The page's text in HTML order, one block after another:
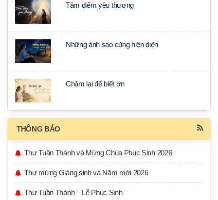
Tâm điểm yêu thương
Những ánh sao cùng hiện diện
Chậm lại để biết ơn
THÔNG BÁO
Thư Tuần Thánh và Mừng Chúa Phục Sinh 2026
Thư mừng Giáng sinh và Năm mới 2026
Thư Tuần Thánh – Lễ Phục Sinh